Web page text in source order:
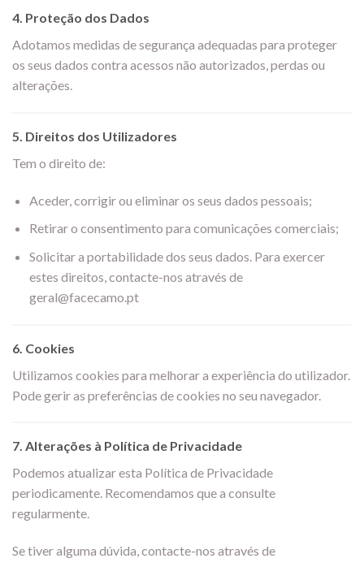
4. Proteção dos Dados
Adotamos medidas de segurança adequadas para proteger
os seus dados contra acessos não autorizados, perdas ou
alterações.
5. Direitos dos Utilizadores
Tem o direito de:
Aceder, corrigir ou eliminar os seus dados pessoais;
Retirar o consentimento para comunicações comerciais;
Solicitar a portabilidade dos seus dados. Para exercer
estes direitos, contacte-nos através de
geral@facecamo.pt
6. Cookies
Utilizamos cookies para melhorar a experiência do utilizador.
Pode gerir as preferências de cookies no seu navegador.
7. Alterações à Política de Privacidade
Podemos atualizar esta Política de Privacidade
periodicamente. Recomendamos que a consulte
regularmente.
Se tiver alguma dúvida, contacte-nos através de